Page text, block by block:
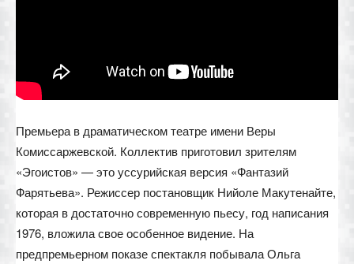
Премьера в драматическом театре имени Веры
Комиссаржевской. Коллектив приготовил зрителям
«Эгоистов» — это уссурийская версия «Фантазий
Фарятьева». Режиссер постановщик Нийоле Макутенайте,
которая в достаточно современную пьесу, год написания
1976, вложила свое особенное видение. На
предпремьерном показе спектакля побывала Ольга